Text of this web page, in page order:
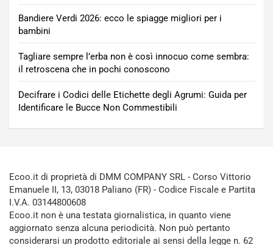
Bandiere Verdi 2026: ecco le spiagge migliori per i
bambini
Tagliare sempre l’erba non è così innocuo come sembra:
il retroscena che in pochi conoscono
Decifrare i Codici delle Etichette degli Agrumi: Guida per
Identificare le Bucce Non Commestibili
Ecoo.it di proprietà di DMM COMPANY SRL - Corso Vittorio
Emanuele II, 13, 03018 Paliano (FR) - Codice Fiscale e Partita
I.V.A. 03144800608
Ecoo.it non è una testata giornalistica, in quanto viene
aggiornato senza alcuna periodicità. Non può pertanto
considerarsi un prodotto editoriale ai sensi della legge n. 62